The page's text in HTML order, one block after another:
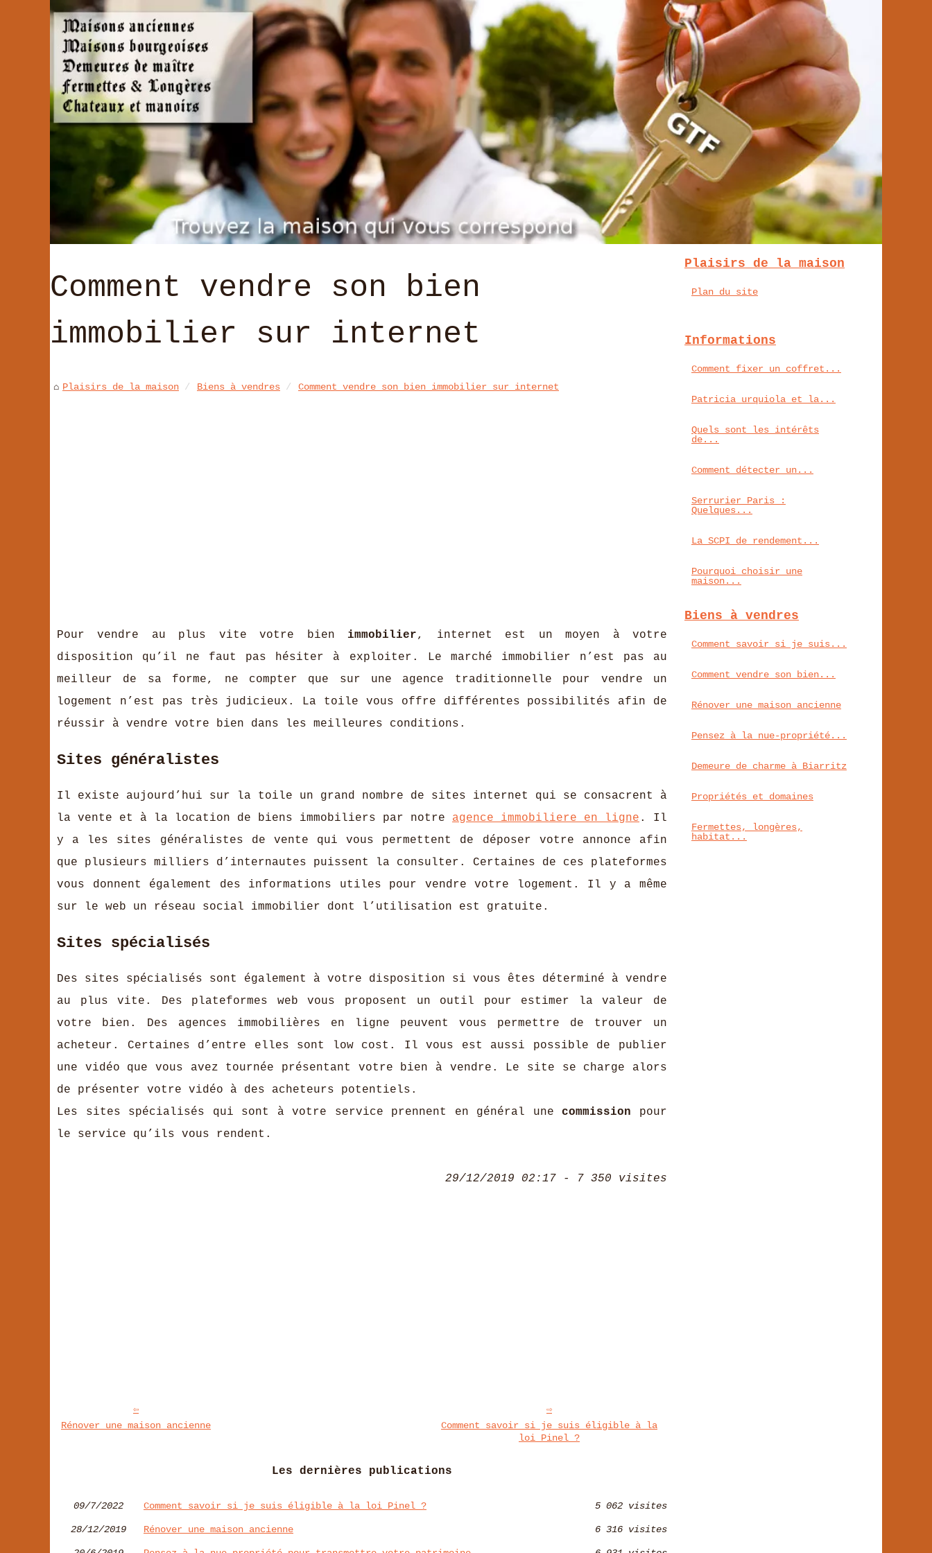
Comment vendre son bien
immobilier sur internet
Plaisirs de la maison Biens à vendres Comment vendre son bien immobilier sur internet
Pour vendre au plus vite votre bien immobilier, internet est un moyen à votre
disposition qu’il ne faut pas hésiter à exploiter. Le marché immobilier n’est pas au
meilleur de sa forme, ne compter que sur une agence traditionnelle pour vendre un
logement n’est pas très judicieux. La toile vous offre différentes possibilités afin de
réussir à vendre votre bien dans les meilleures conditions.
Sites généralistes
Il existe aujourd’hui sur la toile un grand nombre de sites internet qui se consacrent à
la vente et à la location de biens immobiliers par notre agence immobiliere en ligne . Il
y a les sites généralistes de vente qui vous permettent de déposer votre annonce afin
que plusieurs milliers d’internautes puissent la consulter. Certaines de ces plateformes
vous donnent également des informations utiles pour vendre votre logement. Il y a même
sur le web un réseau social immobilier dont l’utilisation est gratuite.
Sites spécialisés
Des sites spécialisés sont également à votre disposition si vous êtes déterminé à vendre
au plus vite. Des plateformes web vous proposent un outil pour estimer la valeur de
votre bien. Des agences immobilières en ligne peuvent vous permettre de trouver un
acheteur. Certaines d’entre elles sont low cost. Il vous est aussi possible de publier
une vidéo que vous avez tournée présentant votre bien à vendre. Le site se charge alors
de présenter votre vidéo à des acheteurs potentiels.
Les sites spécialisés qui sont à votre service prennent en général unecommission pour
le service qu’ils vous rendent.
29/12/2019 02:17 - 7 350 visites
Rénover une maison ancienne
Comment savoir si je suis éligible à la
loi Pinel ?
Les dernières publications
09/7/2022 Comment savoir si je suis éligible à la loi Pinel ? 5 062 visites
28/12/2019 Rénover une maison ancienne 6 316 visites
Plaisirs de la maison
Plan du site
Informations
Comment fixer un coffret...
Patricia urquiola et la...
Quels sont les intérêts
de...
Comment détecter un...
Serrurier Paris :
Quelques...
La SCPI de rendement...
Pourquoi choisir une
maison...
Biens à vendres
Comment savoir si je suis...
Comment vendre son bien...
Rénover une maison ancienne
Pensez à la nue-propriété...
Demeure de charme à Biarritz
Propriétés et domaines
Fermettes, longères,
habitat...